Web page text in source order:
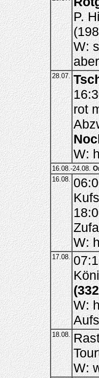
P.
W:
28.07.
rot
W:
16.08.-24.08.
16.08.
W:
17.08.
W:
18.08.
W: